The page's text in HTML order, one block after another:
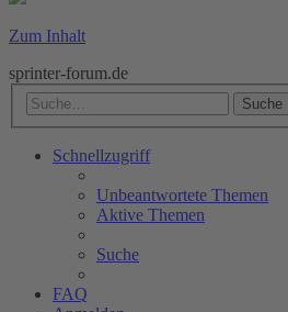
Zum Inhalt
sprinter-forum.de
Suche
Schnellzugriff
Unbeantwortete Themen
Aktive Themen
Suche
FAQ